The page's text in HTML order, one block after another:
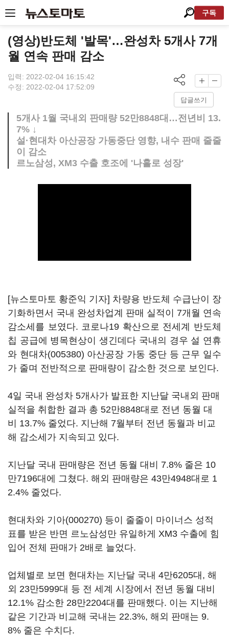
구독
(영상)반도체 '발목'…완성차 5개사 7개
월 연속 판매 감소
입력: 2022-02-04 16:15:42
수정: 2022-02-04 17:52:09
답글쓰기
5개사 1월 국내외 판매량 52만8848대…전년비 13.
7% ↓
설·현대차 아산공장 가동중단 영향, 내수 판매 줄줄
이 감소
르노삼성, XM3 수출 호조에 '나홀로 성장'
[뉴스토마토 황준익 기자] 차량용 반도체 수급난이 장
기화하면서 국내 완성차업계 판매 실적이 7개월 연속
감소세를 보였다. 코로나19 확산으로 전세계 반도체
칩 공급에 병목현상이 생긴데다 국내의 경우 설 연휴
와 현대차(005380) 아산공장 가동 중단 등 근무 일수
가 줄며 전반적으로 판매량이 감소한 것으로 보인다.
4일 국내 완성차 5개사가 발표한 지난달 국내외 판매
실적을 취합한 결과 총 52만8848대로 전년 동월 대
비 13.7% 줄었다. 지난해 7월부터 전년 동월과 비교
해 감소세가 지속되고 있다.
지난달 국내 판매량은 전년 동월 대비 7.8% 줄은 10
만7196대에 그쳤다. 해외 판매량은 43만4948대로 1
2.4% 줄었다.
현대차와 기아(000270) 등이 줄줄이 마이너스 성적
표를 받은 반면 르노삼성만 유일하게 XM3 수출에 힘
입어 전체 판매가 2배로 늘었다.
업체별로 보면 현대차는 지난달 국내 4만6205대, 해
외 23만5999대 등 전 세계 시장에서 전년 동월 대비
12.1% 감소한 28만2204대를 판매했다. 이는 지난해
같은 기간과 비교해 국내는 22.3%, 해외 판매는 9.
8% 줄은 수치다.